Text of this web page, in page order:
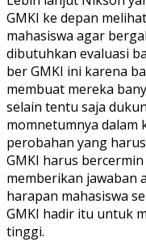
GMKI ke depan
mahasiswa agar
dibutuhkan evaluasi
ber GMKI ini karena
membuat mereka
selain tentu saja
momnetumnya dalam
perobahan yang
GMKI harus
memberikan jawaban
harapan mahasiswa
GMKI hadir itu untuk
tinggi.